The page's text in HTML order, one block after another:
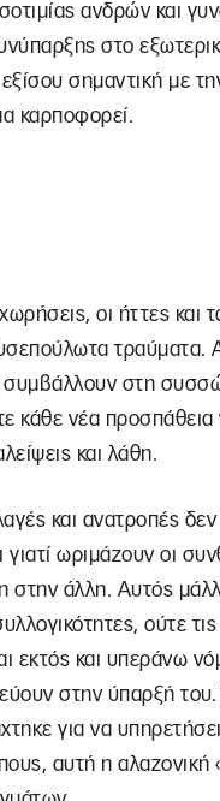
ανδρών και
στο
σημαντική με
καρποφορεί.
οι ήττες
τραύματα.
συμβάλλουν στη
κάθε νέα προσπάθεια
και λάθη.
και ανατροπές δεν
ωριμάζουν οι
στην άλλη. Αυτός
ούτε
εκτός και υπεράνω
στην ύπαρξή του.
για να
αυτή η αλαζονική